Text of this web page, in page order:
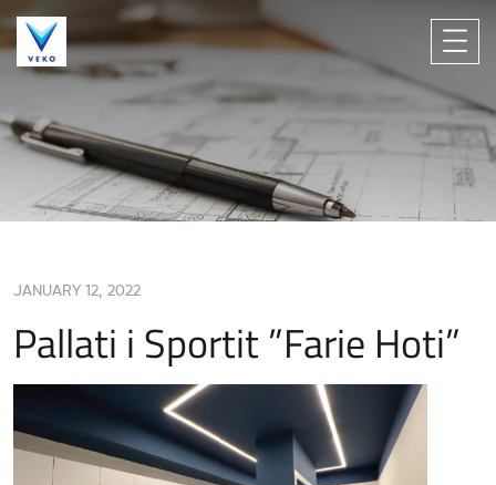
JANUARY 12, 2022
Pallati i Sportit ”Farie Hoti”